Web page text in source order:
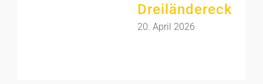
Dreiländereck
20. April 2026